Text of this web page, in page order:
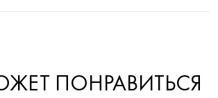
ПОНРАВИТЬСЯ